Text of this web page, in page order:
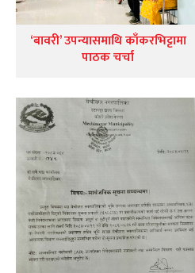
‘बावरी’ उपन्यासमाथि काँकरभिट्टामा
पाठक चर्चा